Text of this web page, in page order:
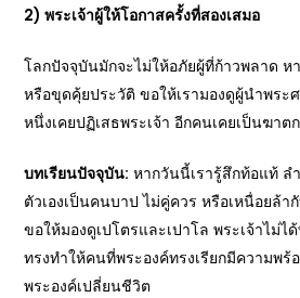
2)พระเจ้าผู้ให้โอกาสครั้งที่สองเสมอ
โลกปัจจุบันมักจะไม่ให้อภัยผู้ที่ก้าวพลาด ห
หรือขุดคุ้ยประวัติ ขอให้เรามองดูผู้นำพระ
หนึ่งเคยปฏิเสธพระเจ้า อีกคนเคยเป็นฆา
บทเรียนปัจจุบัน: หากวันนี้เรารู้สึกท้อแท้ ล
ตัวเองเป็นคนบาป ไม่คู่ควร หรือเหนื่อยล้
ขอให้มองดูเปโตรและเปาโล พระเจ้าไม่ไ
ทรงทำให้คนที่พระองค์ทรงเรียกมีความพร้
พระองค์เปลี่ยนชีวิต